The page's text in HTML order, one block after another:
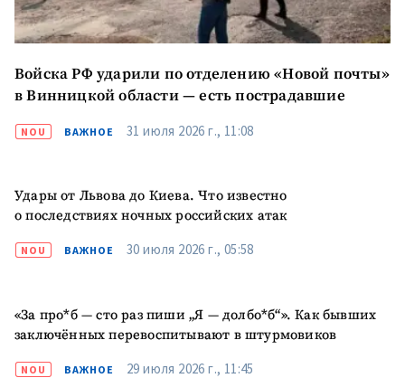
Войска РФ ударили по отделению «Новой почты»
в Винницкой области — есть пострадавшие
NOU ВАЖНОЕ 31 июля 2026 г., 11:08
Удары от Львова до Киева. Что известно
о последствиях ночных российских атак
NOU ВАЖНОЕ 30 июля 2026 г., 05:58
«За про*б — сто раз пиши „Я — долбо*б“». Как бывших
заключённых перевоспитывают в штурмовиков
NOU ВАЖНОЕ 29 июля 2026 г., 11:45